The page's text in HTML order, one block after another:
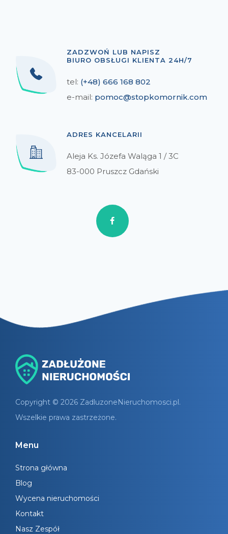
ZADZWOŃ LUB NAPISZ
BIURO OBSŁUGI KLIENTA 24H/7
tel: (+48) 666 168 802
e-mail: pomoc@stopkomornik.com
ADRES KANCELARII
Aleja Ks. Józefa Waląga 1 / 3C
83-000 Pruszcz Gdański
Copyright © 2026 ZadluzoneNieruchomosci.pl.
Wszelkie prawa zastrzeżone.
Menu
Strona główna
Blog
Wycena nieruchomości
Kontakt
Nasz Zespół